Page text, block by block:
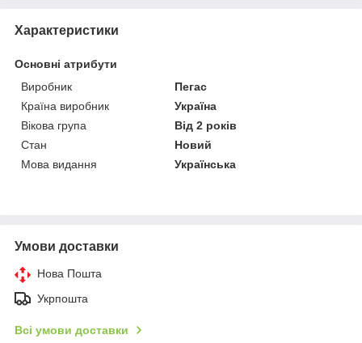
Характеристики
Основні атрибути
Виробник
Пегас
Країна виробник
Україна
Вікова група
Від 2 років
Стан
Новий
Мова видання
Українська
Умови доставки
Нова Пошта
Укрпошта
Всі умови доставки